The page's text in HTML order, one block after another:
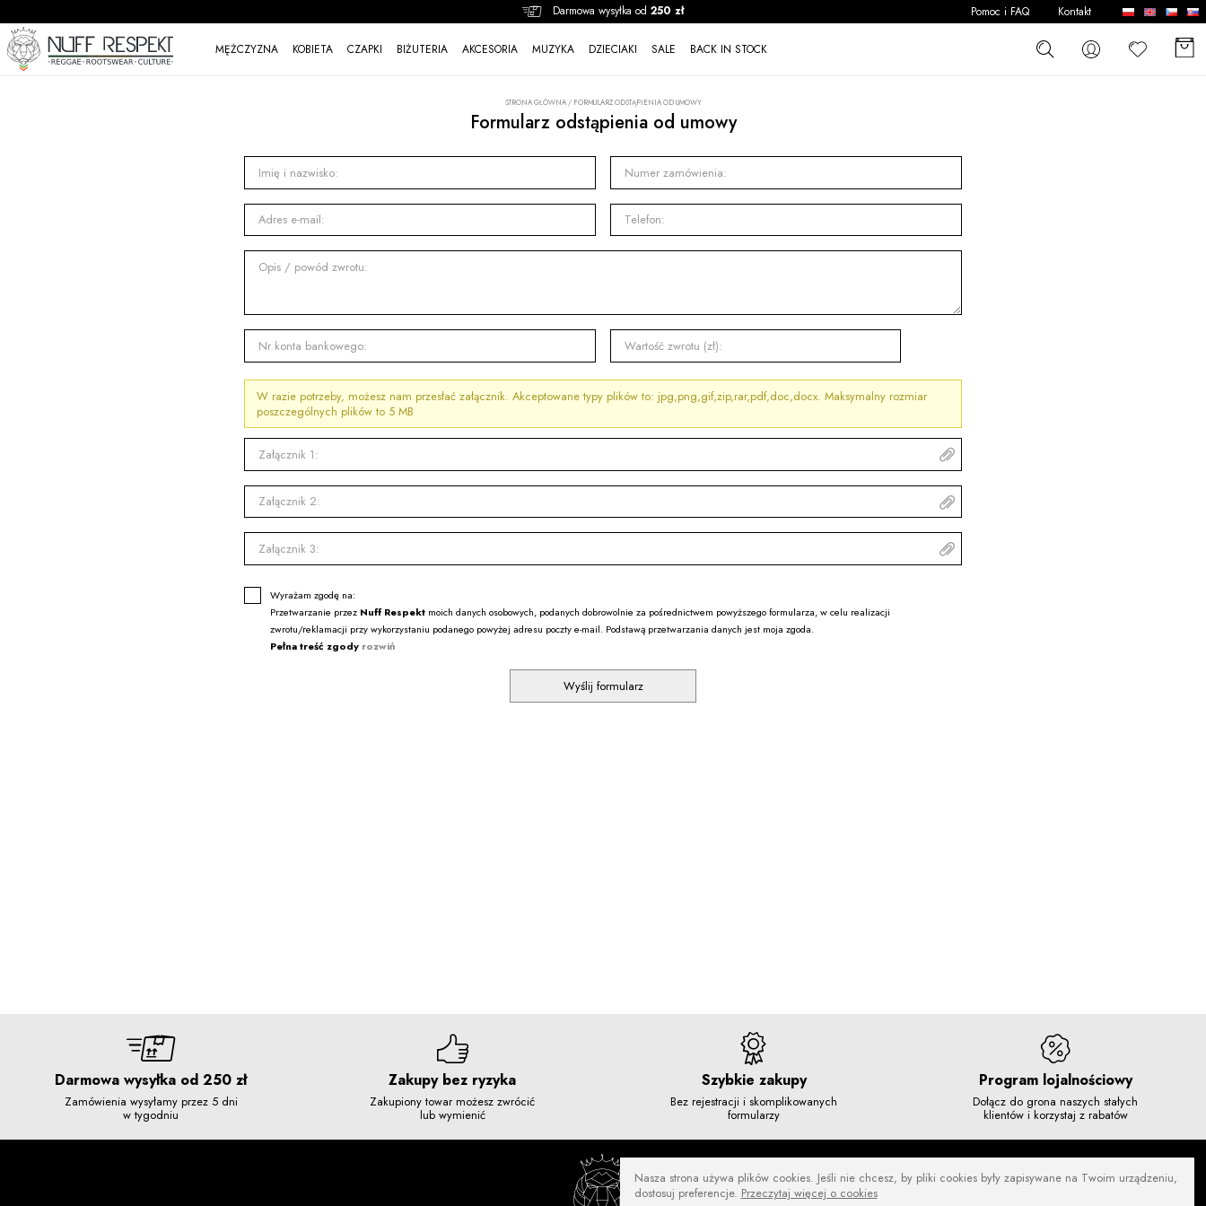
Darmowa wysyłka od 250 zł
MĘŻCZYZNA KOBIETA CZAPKI BIŻUTERIA AKCESORIA MUZYKA DZIECIAKI SALE BACK IN STOCK
Pomoc i FAQ Kontakt
STRONA GŁÓWNA/ FORMULARZ ODSTĄPIENIA OD UMOWY
Formularz odstąpienia od umowy
Imię i nazwisko: Numer zamówienia:
Adres e-mail: Telefon:
Opis / powód zwrotu:
Nr konta bankowego: Wartość zwrotu (zł):
W razie potrzeby, możesz nam przesłać załącznik. Akceptowane typy plików to: jpg,png,gif,zip,rar,pdf,doc,docx. Maksymalny rozmiar
poszczególnych plików to 5 MB
Załącznik 1:
Załącznik 2:
Załącznik 3:
Wyrażam zgodę na:
Przetwarzanie przez Nuff Respektmoich danych osobowych, podanych dobrowolnie za pośrednictwem powyższego formularza, w celu realizacji
zwrotu/reklamacji przy wykorzystaniu podanego powyżej adresu poczty e-mail. Podstawą przetwarzania danych jest moja zgoda.
Pełna treść zgody rozwiń
Wyślij formularz
Darmowa wysyłka od 250 zł
Zamówienia wysyłamy przez 5 dni
w tygodniu
Zakupy bez ryzyka
Zakupiony towar możesz zwrócić
lub wymienić
Szybkie zakupy
Bez rejestracji i skomplikowanych
formularzy
Program lojalnościowy
Dołącz do grona naszych stałych
klientów i korzystaj z rabatów
Nasza strona używa plików cookies. Jeśli nie chcesz, by pliki cookies były zapisywane na Twoim urządzeniu,
dostosuj preferencje. Przeczytaj więcej o cookies